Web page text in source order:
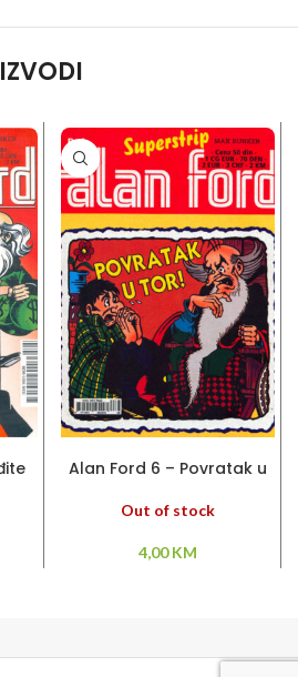
Alan Ford 6 – Povratak u
Out of stock
4,00KM